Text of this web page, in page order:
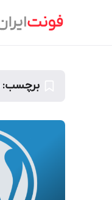
برچسب: